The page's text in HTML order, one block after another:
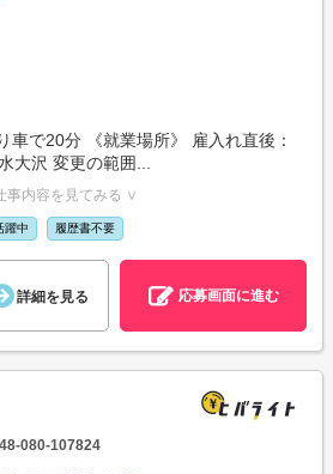
車で20分 《就業場所》 雇入れ直後：
大沢 変更の範囲...
事内容を見てみる ∨
躍中 履歴書不要
詳細を見る 応募画面に進む
080-107824